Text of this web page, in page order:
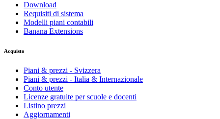
Download
Requisiti di sistema
Modelli piani contabili
Banana Extensions
Acquisto
Piani & prezzi - Svizzera
Piani & prezzi - Italia & Internazionale
Conto utente
Licenze gratuite per scuole e docenti
Listino prezzi
Aggiornamenti